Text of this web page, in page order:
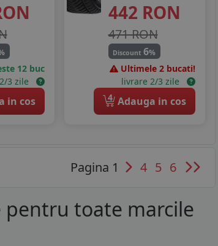
12 buc
3 zile
in cos
442 RON
471 RON
Discount6%
Ultimele 2 bucati!
livrare 2/3 zile
4 Adauga in cos
Pagina 1 4 5 6
pentru toate marcile